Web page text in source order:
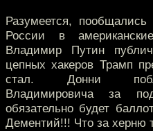
Разумеется,
России в
Владимир Путин
цепных хакеров Трамп
стал. Донни
Владимировича за
обязательно будет
Дементий!!! Что за херню